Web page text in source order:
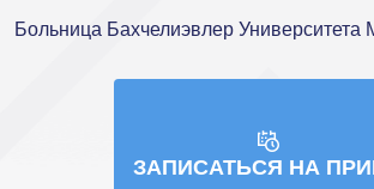
Больница Бахчелиэвлер Университета
ЗАПИСАТЬСЯ НА